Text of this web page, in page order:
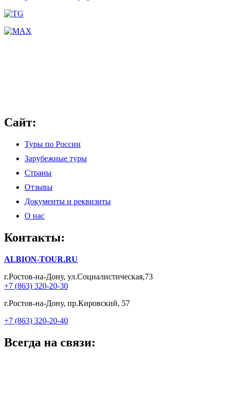
Сайт:
Туры по России
Зарубежные туры
Страны
Отзывы
Документы и реквизиты
О нас
Контакты:
ALBION-TOUR.RU
г.Ростов-на-Дону, ул.Социалистическая,73
+7 (863) 320-20-30
г.Ростов-на-Дону, пр.Кировский, 57
+7 (863) 320-20-40
Всегда на связи: